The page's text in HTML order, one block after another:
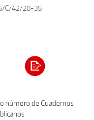
de la Reina (1937-
| Buscador
C/42/20-35
número de Cuadernos